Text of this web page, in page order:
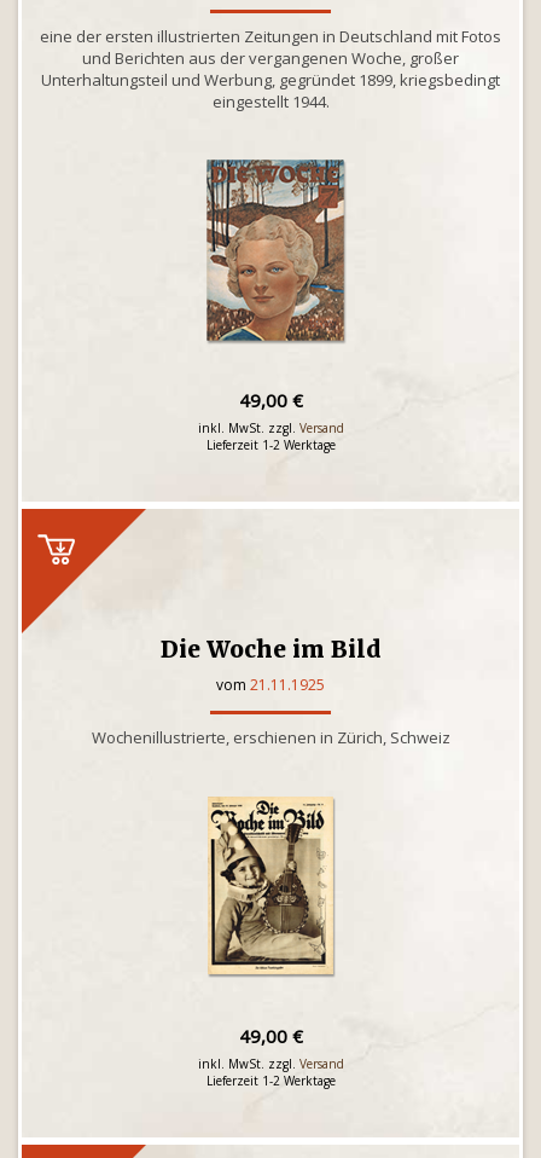
eine der ersten illustrierten Zeitungen in Deutschland mit Fotos
und Berichten aus der vergangenen Woche, großer
Unterhaltungsteil und Werbung, gegründet 1899, kriegsbedingt
eingestellt 1944.
49,00 €
inkl. MwSt. zzgl. Versand
Lieferzeit 1-2 Werktage
Die Woche im Bild
vom 21.11.1925
Wochenillustrierte, erschienen in Zürich, Schweiz
49,00 €
inkl. MwSt. zzgl. Versand
Lieferzeit 1-2 Werktage